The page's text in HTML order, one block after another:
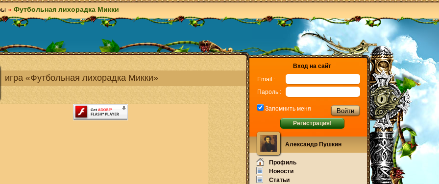
» Футбольная лихорадка Микки
игра «Футбольная лихорадка Микки»
Вход на сайт
Email :
Пароль :
Запомнить меня
Регистрация!
Александр Пушкин
Профиль
Новости
Статьи